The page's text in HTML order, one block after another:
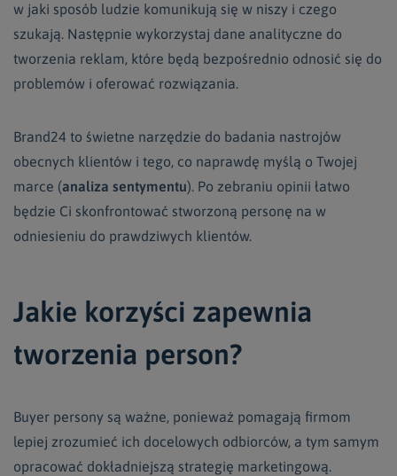
w jaki sposób ludzie komunikują się w niszy i czego
szukają. Następnie wykorzystaj dane analityczne do
tworzenia reklam, które będą bezpośrednio odnosić się do
problemów i oferować rozwiązania.
Brand24 to świetne narzędzie do badania nastrojów
obecnych klientów i tego, co naprawdę myślą o Twojej
marce (analiza sentymentu). Po zebraniu opinii łatwo
będzie Ci skonfrontować stworzoną personę na w
odniesieniu do prawdziwych klientów.
Jakie korzyści zapewnia
tworzenia person?
Buyer persony są ważne, ponieważ pomagają firmom
lepiej zrozumieć ich docelowych odbiorców, a tym samym
opracować dokładniejszą strategię marketingową.